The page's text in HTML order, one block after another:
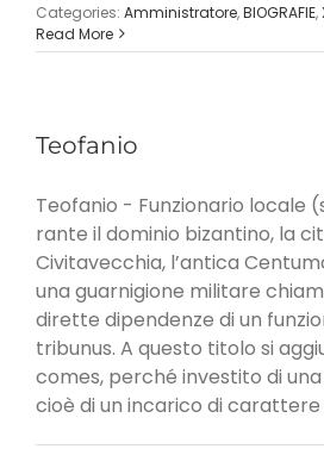
Categories: Amministratore,BIOGRAFIE,
Read More
Teofanio
Teofanio - Funzionario locale
rante il dominio bizantino, la
Civitavecchia, l’antica
una guarnigione militare
dirette dipendenze di un
tribunus. A questo tito­lo si
comes, perché investito di
cioè di un incarico di ca­rattere